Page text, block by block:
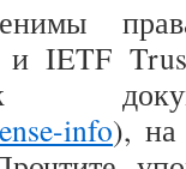
IETF
к
info), на